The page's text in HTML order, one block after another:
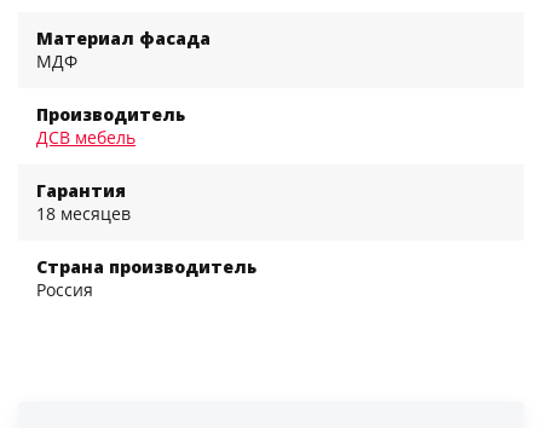
Материал фасада
МДФ
Производитель
ДСВ мебель
Гарантия
18 месяцев
Страна производитель
Россия